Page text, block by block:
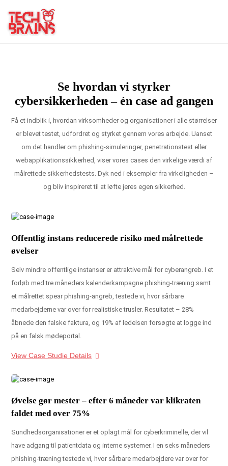
Se hvordan vi styrker
cybersikkerheden – én case ad gangen
Få et indblik i, hvordan virksomheder og organisationer i alle størrelser
er blevet testet, udfordret og styrket gennem vores arbejde. Uanset
om det handler om phishing-simuleringer, penetrationstest eller
webapplikationssikkerhed, viser vores cases den virkelige værdi af
målrettede sikkerhedstests. Dyk ned i eksempler fra virkeligheden –
og bliv inspireret til at løfte jeres egen sikkerhed.
Offentlig instans reducerede risiko med målrettede
øvelser
Selv mindre offentlige instanser er attraktive mål for cyberangreb. I et
forløb med tre måneders kalenderkampagne phishing-træning samt
et målrettet spear phishing-angreb, testede vi, hvor sårbare
medarbejderne var over for realistiske trusler. Resultatet – 28%
åbnede den falske faktura, og 19% af ledelsen forsøgte at logge ind
på en falsk mødeportal.
View Case Studie Details
Øvelse gør mester – efter 6 måneder var klikraten
faldet med over 75%
Sundhedsorganisationer er et oplagt mål for cyberkriminelle, der vil
have adgang til patientdata og interne systemer. I en seks måneders
phishing-træning testede vi, hvor sårbare medarbejdere var over for